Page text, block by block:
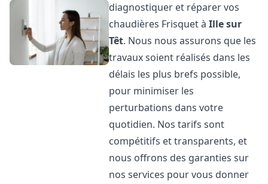
diagnostiquer et réparer vos
chaudières Frisquet àIlle sur
Têt. Nous nous assurons que les
travaux soient réalisés dans les
délais les plus brefs possible,
pour minimiser les
perturbations dans votre
quotidien. Nos tarifs sont
compétitifs et transparents, et
nous offrons des garanties sur
nos services pour vous donner